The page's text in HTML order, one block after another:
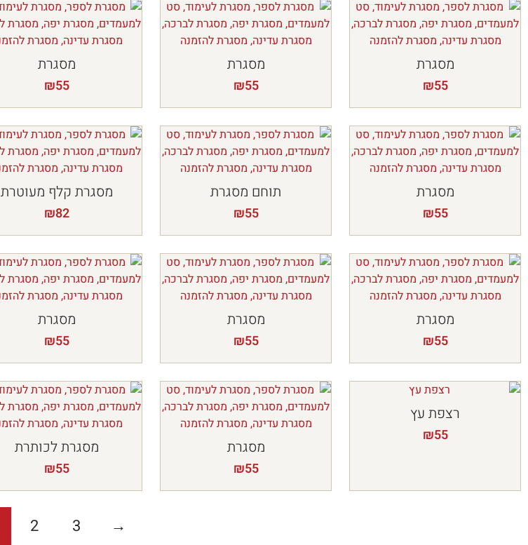
מסגרת
₪55
מסגרת
₪55
מסגרת
₪55
מסגרת
₪55
תוחם מסגרת
₪55
מסגרת קלף מעוטרת
₪82
מסגרת
₪55
מסגרת
₪55
מסגרת
₪55
רצפת עץ
₪55
מסגרת
₪55
מסגרת לכותרת
₪55
2 3 →